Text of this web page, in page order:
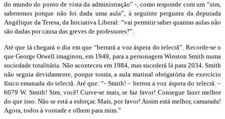
do mundo do ponto de vista da administração” -, como responde com um “sim,
saberemos porque não foi dada uma aula”, à seguinte pergunta da deputada
Angélique da Teresa, da Iniciativa Liberal: “vai permitir saber quantas aulas não
são dadas por causa das greves de professores?”.
Até que lá chegará o dia em que “berrará a voz áspera do telecrã”. Recorde-se o
que George Orwell imaginou, em 1949, para a personagem Winston Smith numa
sociedade totalitária. Não aconteceu em 1984, mas sucederá lá para 2034. Smith
não seguia devidamente, porque tossia, a aula matinal obrigatória de exercício
físico emanada do telecrã. Até que: “- Smith! – berrou a voz áspera do telecrã. –
6079 W. Smith! Sim, você! Curve-se mais, se faz favor! Consegue fazer melhor
do que isso. Não se está a esforçar. Mais, por favor! Assim está melhor, camarada!
Agora, todos à vontade e olhem para mim.”